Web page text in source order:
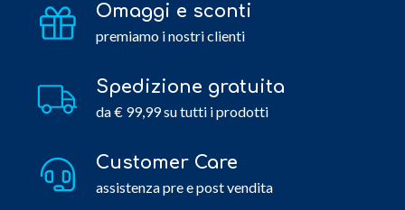
Omaggi e sconti
premiamo i nostri clienti
Spedizione gratuita
da € 99,99 su tutti i prodotti
Customer Care
assistenza pre e post vendita